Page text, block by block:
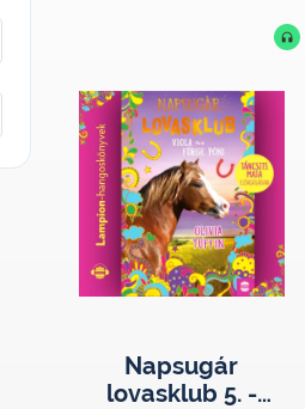
Napsugár
lovasklub 5. -